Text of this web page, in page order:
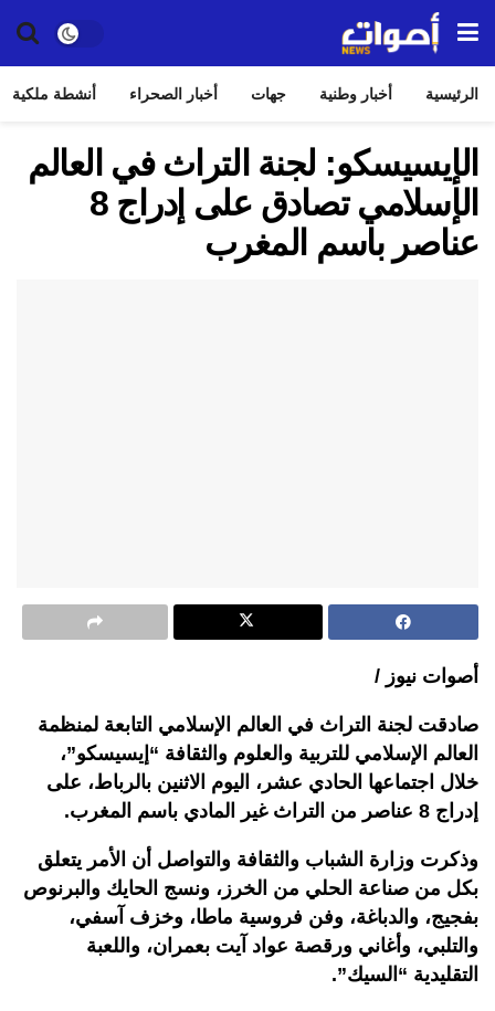
الرئيسية أخبار وطنية جهات أخبار الصحراء أنشطة ملكية
الإيسيسكو: لجنة التراث في العالم
الإسلامي تصادق على إدراج 8
عناصر باسم المغرب
أصوات نيوز /
صادقت لجنة التراث في العالم الإسلامي التابعة لمنظمة
العالم الإسلامي للتربية والعلوم والثقافة “إيسيسكو”،
خلال اجتماعها الحادي عشر، اليوم الاثنين بالرباط، على
إدراج 8 عناصر من التراث غير المادي باسم المغرب.
وذكرت وزارة الشباب والثقافة والتواصل أن الأمر يتعلق
بكل من صناعة الحلي من الخرز، و⁠نسج الحايك والبرنوص
بفجيج، و⁠الدباغة، و⁠فن فروسية ماطا، و⁠خزف آسفي،
و⁠التلبي، و⁠أغاني ورقصة عواد آيت بعمران، و⁠اللعبة
التقليدية “السيك”.